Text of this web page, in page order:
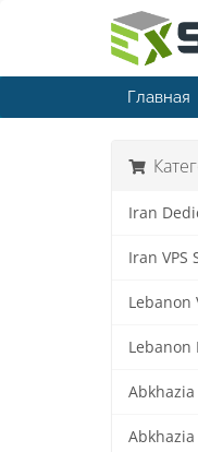
Главная
Iran
Iran VPS
Lebanon
Lebanon
Abkhazia